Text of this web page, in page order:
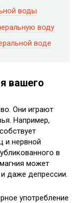
воды
воду
воде
вашего
Они играют
Например,
и нервной
в
может
даже депрессии.
употребление